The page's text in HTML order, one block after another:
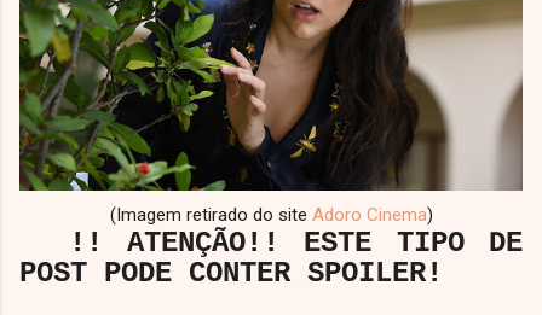
(Imagem retirado do site Adoro Cinema)
!! ATENÇÃO!! ESTE TIPO DE
POST PODE CONTER SPOILER!